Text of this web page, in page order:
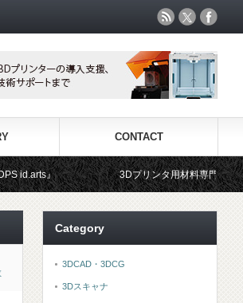
CONTACT
3Dプリンタ用材料専門ショップ『3DFS』では
Category
3DCAD・3DCG
3Dスキャナ